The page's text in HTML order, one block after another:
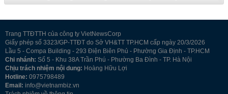
Trang TTĐTTH của công ty VietNewsCorp
Giấy phép số 3323/GP-TTĐT do Sở VH&TT TP.HCM cấp ngày 20/3/2026
Lầu 5 - Compa Building - 293 Điện Biên Phủ - Phường Gia Định - TP.HCM
Chi nhánh: Số 5 - Khu 38A Trần Phú - Phường Ba Đình - TP. Hà Nội
Chịu trách nhiệm nội dung: Hoàng Hữu Lợi
Hotline: 0975798489
Email: info@vietnambiz.vn